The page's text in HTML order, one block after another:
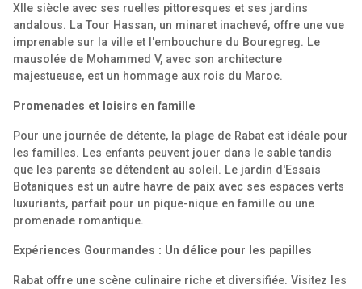
XIIe siècle avec ses ruelles pittoresques et ses jardins
andalous. La Tour Hassan, un minaret inachevé, offre une vue
imprenable sur la ville et l'embouchure du Bouregreg. Le
mausolée de Mohammed V, avec son architecture
majestueuse, est un hommage aux rois du Maroc.
Promenades et loisirs en famille
Pour une journée de détente, la plage de Rabat est idéale pour
les familles. Les enfants peuvent jouer dans le sable tandis
que les parents se détendent au soleil. Le jardin d'Essais
Botaniques est un autre havre de paix avec ses espaces verts
luxuriants, parfait pour un pique-nique en famille ou une
promenade romantique.
Expériences Gourmandes : Un délice pour les papilles
Rabat offre une scène culinaire riche et diversifiée. Visitez les